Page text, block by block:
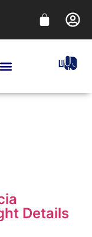
Details